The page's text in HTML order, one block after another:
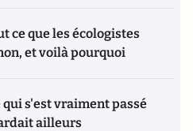
ce que les écologistes
et voilà pourquoi
qui s'est vraiment passé
ailleurs